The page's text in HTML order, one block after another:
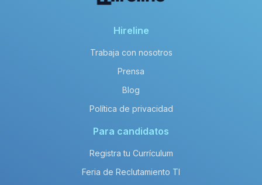
Hireline
Trabaja con nosotros
Prensa
Blog
Política de privacidad
Para candidatos
Registra tu Currículum
Feria de Reclutamiento TI